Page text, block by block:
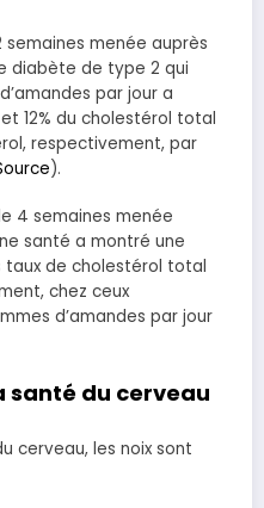
semaines menée auprès
diabète de type 2 qui
par jour a
12% du cholestérol total
respectivement, par
).
4 semaines menée
santé a montré une
taux de cholestérol total
chez ceux
d’amandes par jour
santé du cerveau
cerveau, les noix sont